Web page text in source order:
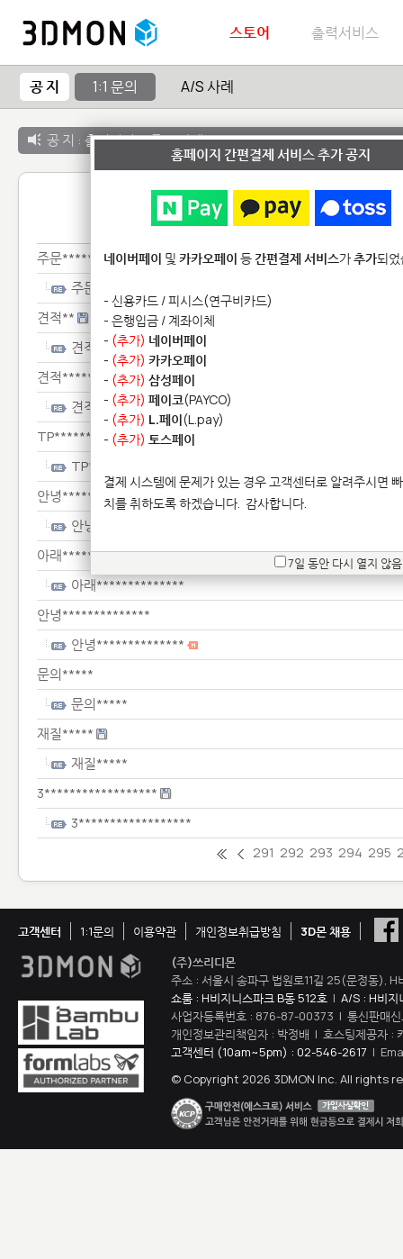
스토어 출력서비스
공 지 1:1 문의 A/S 사례
공 지 : 출력서비스 종료 안내
1:1 문
주문************
주문************
견적**
견적**
견적*********
견적*********
TP**********
TP**********
안녕*******************************
안녕*******************************
아래**************
아래**************
안녕**************
안녕**************
문의*****
문의*****
재질*****
재질*****
3******************
3******************
291 292 293 294 295
고객센터 1:1문의 이용약관 개인정보취급방침
3D몬 채용
(주)쓰리디몬
주소 : 서울시 송파구 법원로11길 25(문정동),
쇼룸 : H비지니스파크 B동 512호 | A/S : H비지
사업자등록번호 : 876-87-00373 | 통신판매
개인정보관리책임자 : 박정배 | 호스팅제공자 :
고객센터 (10am~5pm) : 02-546-2617 |
© Copyright 2026 3DMON Inc. All rights
홈페이지 간편결제 서비스 추가 공지
네이버페이 및 카카오페이 등간편결제 서비스가추가되
- 신용카드 / 피시스(연구비카드)
- 은행입금 / 계좌이체
- (추가) 네이버페이
- (추가) 카카오페이
- (추가) 삼성페이
- (추가) 페이코(PAYCO)
- (추가) L.페이(L.pay)
- (추가) 토스페이
결제 시스템에 문제가 있는 경우 고객센터로 알려주시면
치를 취하도록 하겠습니다. 감사합니다.
7일 동안 다시 열지 않음